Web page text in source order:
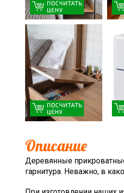
Описание
Деревянные
гарнитура. Неважно, в